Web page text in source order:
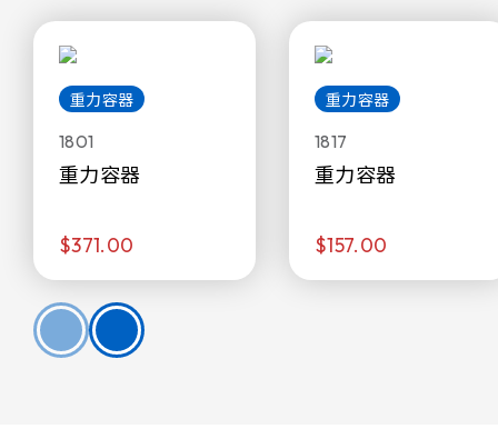
重力容器
1801
重力容器
$371.00
重力容器
1817
重力容器
$157.00